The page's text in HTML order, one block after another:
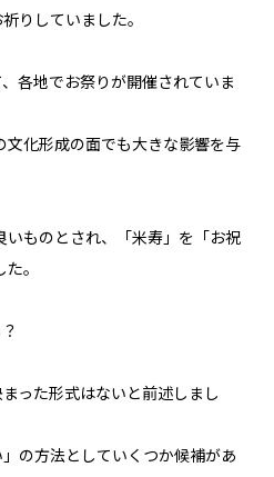
りしていました。
各地でお祭りが開催されていま
文化形成の面でも大きな影響を与
いものとされ、「米寿」を「お祝
。
った形式はないと前述しまし
の方法としていくつか候補があ